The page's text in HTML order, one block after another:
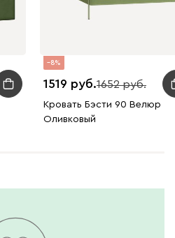
8
1519 1652
Кровать Бэсти 90 Велюр
Оливковый